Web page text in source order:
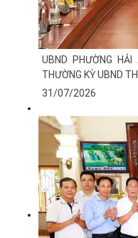
UBND PHƯỜNG
THƯỜNG KỲ UBND
31/07/2026